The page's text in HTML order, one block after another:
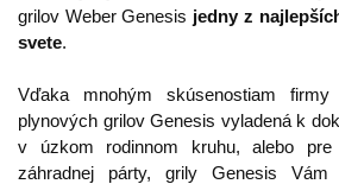
grilov Weber Genesis jedny z
svete.
Vďaka mnohým skúsenostiam
plynových grilov Genesis vyladená k
v úzkom rodinnom kruhu, alebo
záhradnej párty, grily Genesis Vám